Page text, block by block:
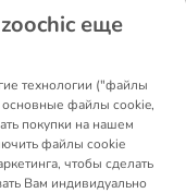
has occurred while
for more
еще
технологии ("файлы
файлы cookie,
покупки на нашем
файлы cookie
чтобы сделать
Вам индивидуально